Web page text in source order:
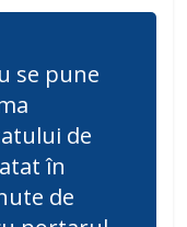
se pune
de
în
de